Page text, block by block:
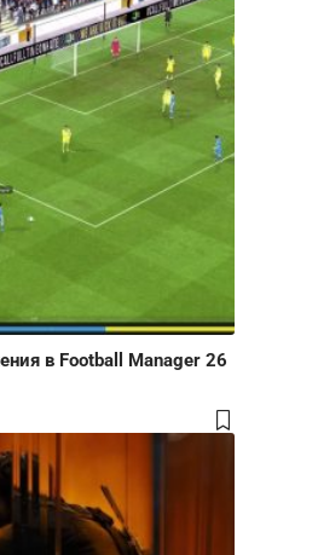
в Football Manager 26